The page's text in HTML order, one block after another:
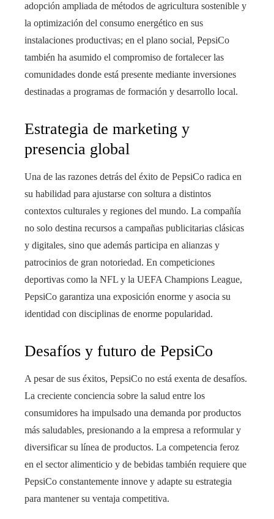
adopción ampliada de métodos de agricultura sostenible y
la optimización del consumo energético en sus
instalaciones productivas; en el plano social, PepsiCo
también ha asumido el compromiso de fortalecer las
comunidades donde está presente mediante inversiones
destinadas a programas de formación y desarrollo local.
Estrategia de marketing y
presencia global
Una de las razones detrás del éxito de PepsiCo radica en
su habilidad para ajustarse con soltura a distintos
contextos culturales y regiones del mundo. La compañía
no solo destina recursos a campañas publicitarias clásicas
y digitales, sino que además participa en alianzas y
patrocinios de gran notoriedad. En competiciones
deportivas como la NFL y la UEFA Champions League,
PepsiCo garantiza una exposición enorme y asocia su
identidad con disciplinas de enorme popularidad.
Desafíos y futuro de PepsiCo
A pesar de sus éxitos, PepsiCo no está exenta de desafíos.
La creciente conciencia sobre la salud entre los
consumidores ha impulsado una demanda por productos
más saludables, presionando a la empresa a reformular y
diversificar su línea de productos. La competencia feroz
en el sector alimenticio y de bebidas también requiere que
PepsiCo constantemente innove y adapte su estrategia
para mantener su ventaja competitiva.